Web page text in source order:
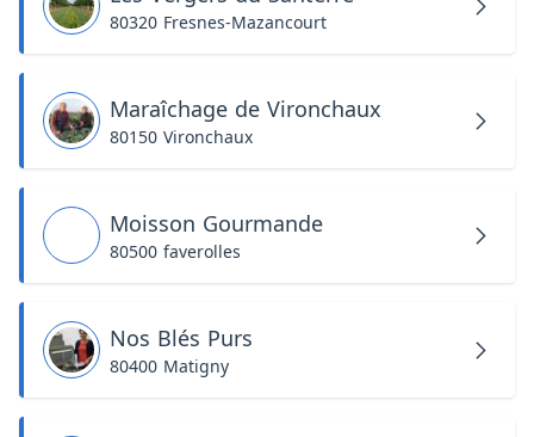
80320 Fresnes-Mazancourt
Maraîchage de Vironchaux
80150 Vironchaux
Moisson Gourmande
80500 faverolles
Nos Blés Purs
80400 Matigny